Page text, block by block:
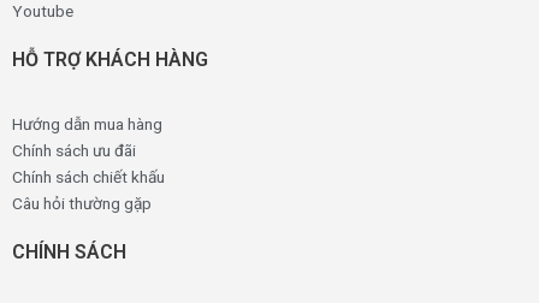
Youtube
HỖ TRỢ KHÁCH HÀNG
Hướng dẫn mua hàng
Chính sách ưu đãi
Chính sách chiết khấu
Câu hỏi thường gặp
CHÍNH SÁCH